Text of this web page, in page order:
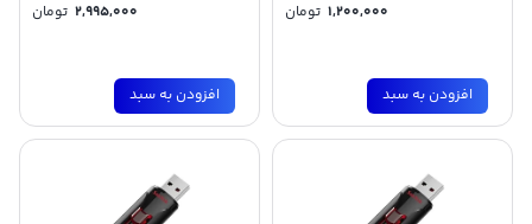
1,200,000 تومان
افزودن به سبد
2,995,000 تومان
افزودن به سبد